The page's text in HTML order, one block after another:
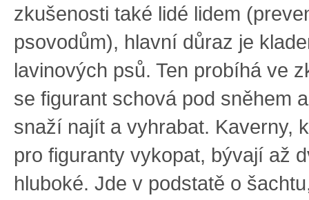
zkušenosti také lidé lidem
psovodům), hlavní důraz je
lavinových psů. Ten probíhá ve
se figurant schová pod sněhem
snaží najít a vyhrabat. Kaverny,
pro figuranty vykopat, bývají až
hluboké. Jde v podstatě o